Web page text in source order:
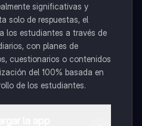
significativas y
solo de respuestas, el
los estudiantes a través de
con planes de
cuestionarios o contenidos
del 100% basada en
de los estudiantes.